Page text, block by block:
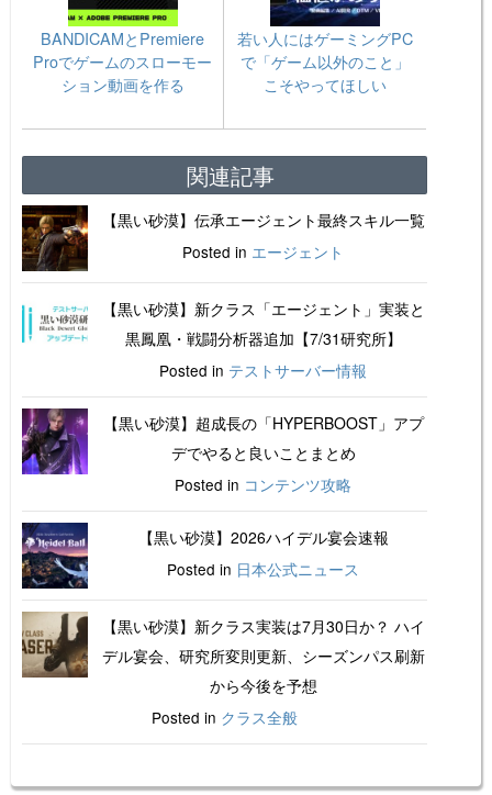
BANDICAMとPremiere
Proでゲームのスローモー
ション動画を作る
若い人にはゲーミングPC
で「ゲーム以外のこと」
こそやってほしい
関連記事
【黒い砂漠】伝承エージェント最終スキル一覧
Posted in エージェント
【黒い砂漠】新クラス「エージェント」実装と
黒鳳凰・戦闘分析器追加【7/31研究所】
Posted in テストサーバー情報
【黒い砂漠】超成長の「HYPERBOOST」アプ
デでやると良いことまとめ
Posted in コンテンツ攻略
【黒い砂漠】2026ハイデル宴会速報
Posted in 日本公式ニュース
【黒い砂漠】新クラス実装は7月30日か？ ハイ
デル宴会、研究所変則更新、シーズンパス刷新
から今後を予想
Posted in クラス全般